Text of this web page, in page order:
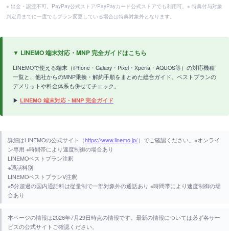
※ 出金・譲渡不可。PayPay公式ストア/PayPayカード公式ストアでも利用可。※ 特典付与対象
判定月までに一度でもプラン変更している場合は特典対象外となります。
▼ LINEMO 端末対応・MNP 完全ガイドはこちら
LINEMOで使える端末（iPhone・Galaxy・Pixel・Xperia・AQUOS等）の対応機種
一覧と、他社からのMNP乗換・解約手順をまとめた総合ガイド。ベストプランの
デメリットや料金体系も併せてチェック。
▶ LINEMO 端末対応・MNP 完全ガイド
詳細はLINEMOの公式サイト（https://www.linemo.jp/）でご確認ください。※オンライ
ン専用 ※時間帯により速度制御の場合あり
LINEMOベストプラン注釈
※通話料別
LINEMOベストプランV注釈
※5分超過の国内通話料は従量制で一部対象外の通話あり ※時間帯により速度制御の場
合あり
本ページの情報は2026年7月29日時点の情報です。最新の情報については必ず各サー
ビスの公式サイトご確認ください。